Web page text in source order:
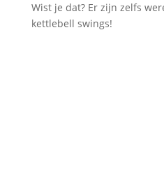
Wist je dat? Er zijn zelfs
kettlebell swings!